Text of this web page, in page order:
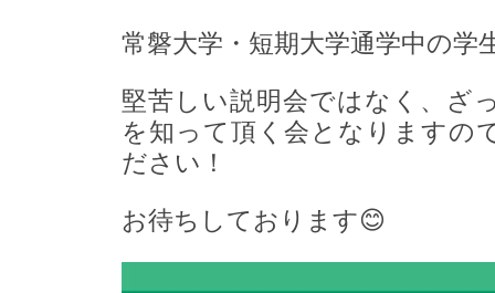
常磐大学・短期大学通学中の学
堅苦しい説明会ではなく、ざ
を知って頂く会となりますの
ださい！
お待ちしております😊